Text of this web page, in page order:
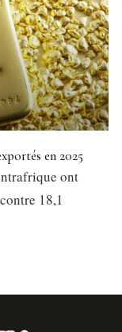
en 2025
ont
18,1